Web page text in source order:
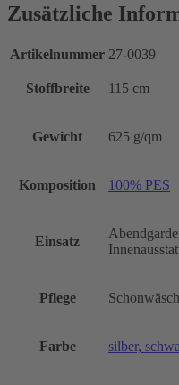
Zusätzliche
Artikelnummer 27-0039
Stoffbreite 115 cm
Gewicht 625 g/qm
Komposition 100% PES
Einsatz
Pflege
Farbe silber,